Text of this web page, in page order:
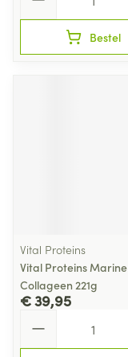
Bestel
Vital Proteins
Vital Proteins Marine
Collageen 221g
€ 39,95